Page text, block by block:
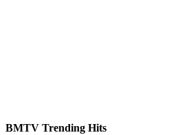
BMTV Trending Hits